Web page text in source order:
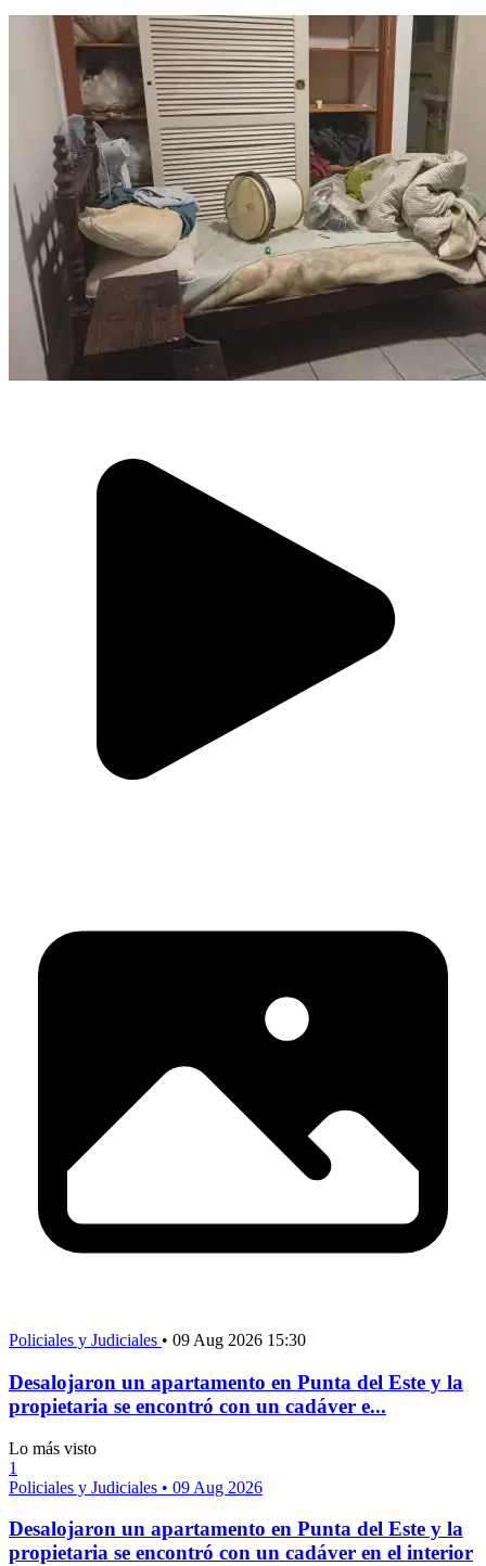
Policiales y Judiciales • 09 Aug 2026 15:30
Desalojaron un apartamento en Punta del Este y la
propietaria se encontró con un cadáver e...
Lo más visto
1
Policiales y Judiciales • 09 Aug 2026
Desalojaron un apartamento en Punta del Este y la
propietaria se encontró con un cadáver en el interior